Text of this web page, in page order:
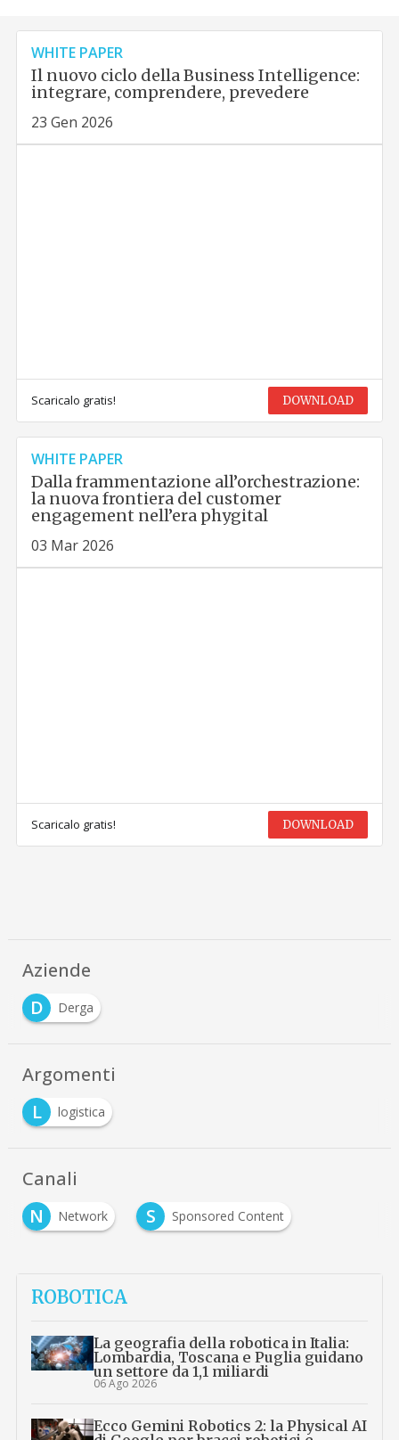
WHITE PAPER
Il nuovo ciclo della Business Intelligence:
integrare, comprendere, prevedere
23 Gen 2026
Scaricalo gratis! DOWNLOAD
WHITE PAPER
Dalla frammentazione all’orchestrazione:
la nuova frontiera del customer
engagement nell’era phygital
03 Mar 2026
Scaricalo gratis! DOWNLOAD
Aziende
D
Derga
Argomenti
L
logistica
Canali
N
Network S Sponsored Content
ROBOTICA
La geografia della robotica in Italia:
Lombardia, Toscana e Puglia guidano
un settore da 1,1 miliardi
06 Ago 2026
Ecco Gemini Robotics 2: la Physical AI